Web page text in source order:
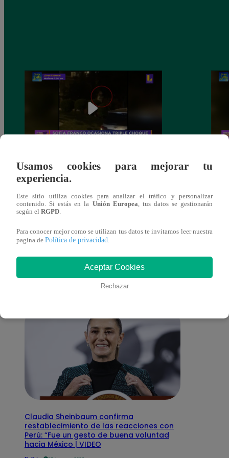
Sofía Franco ocasiona triple choque en
estado de ebriedad
También te puede
interesar
Claudia Sheinbaum confirma
restablecimiento de las reacciones con
Perú: “Fue un gesto de buena voluntad
hacia México | VIDEO
Usamos cookies para mejorar tu
experiencia.
Este sitio utiliza cookies para analizar el tráfico y personalizar
contenido. Si estás en la Unión Europea , tus datos se gestionarán
según el RGPD
Para conocer mejor como se utilizan tus datos te invitamos leer nuestra
pagina de Política de privacidad
Aceptar Cookies
Rechazar